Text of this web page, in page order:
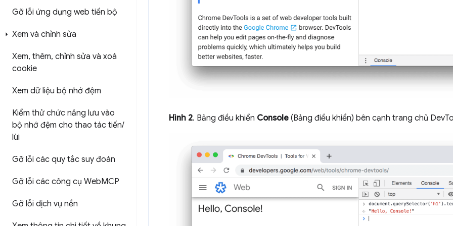
Gỡ lỗi ứng dụng web tiến bộ
Xem và chỉnh sửa
Xem, thêm, chỉnh sửa và xoá
cookie
Xem dữ liệu bộ nhớ đệm
Kiểm thử chức năng lưu vào
bộ nhớ đệm cho thao tác tiến/
lùi
Gỡ lỗi các quy tắc suy đoán
Gỡ lỗi các công cụ WebMCP
Gỡ lỗi dịch vụ nền
Hình 2. Bảng điều khiển Console (Bảng điều khiển) bên cạnh trang chủ